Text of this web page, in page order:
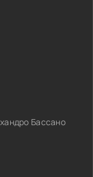
Бассано